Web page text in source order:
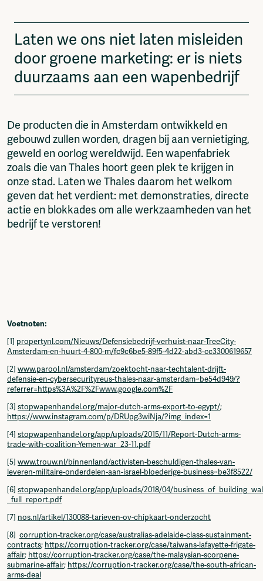
Laten we ons niet laten misleiden
door groene marketing: er is niets
duurzaams aan een wapenbedrijf
De producten die in Amsterdam ontwikkeld en
gebouwd zullen worden, dragen bij aan vernietiging,
geweld en oorlog wereldwijd. Een wapenfabriek
zoals die van Thales hoort geen plek te krijgen in
onze stad. Laten we Thales daarom het welkom
geven dat het verdient: met demonstraties, directe
actie en blokkades om alle werkzaamheden van het
bedrijf te verstoren!
Voetnoten:
[1] propertynl.com/Nieuws/Defensiebedrijf-verhuist-naar-TreeCity-
Amsterdam-en-huurt-4-800-m/fc9c6be5-89f5-4d22-abd3-cc3300619657
[2] www.parool.nl/amsterdam/zoektocht-naar-techtalent-drijft-
defensie-en-cybersecurityreus-thales-naar-amsterdam~be54d949/?
referrer=https%3A%2F%2Fwww.google.com%2F
[3] stopwapenhandel.org/major-dutch-arms-export-to-egypt/;
https://www.instagram.com/p/DRUpg3wiNja/?img_index=1
[4] stopwapenhandel.org/app/uploads/2015/11/Report-Dutch-arms-
trade-with-coalition-Yemen-war_23-11.pdf
[5] www.trouw.nl/binnenland/activisten-beschuldigen-thales-van-
leveren-militaire-onderdelen-aan-israel-bloederige-business~be3f8522/
[6] stopwapenhandel.org/app/uploads/2018/04/
_full_report.pdf
[7] nos.nl/artikel/130088-tarieven-ov-chipkaart-onderzocht
[8] corruption-tracker.org/case/australias-adelaide-class-sustainment-
contracts; https://corruption-tracker.org/case/taiwans-lafayette-frigate-
affair; https://corruption-tracker.org/case/the-malaysian-scorpene-
submarine-affair; https://corruption-tracker.org/case/the-south-african-
arms-deal